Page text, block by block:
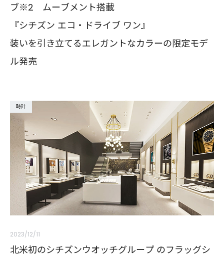
ブ※2 ムーブメント搭載
『シチズン エコ・ドライブ ワン』
装いを引き立てるエレガントなカラーの限定モデ
ル発売
時計
2023/12/11
北米初のシチズンウオッチグループ のフラッグシ